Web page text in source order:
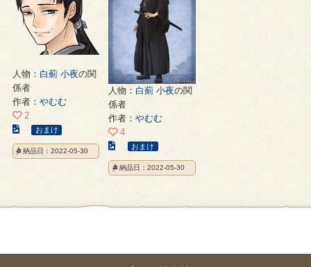
ー
ジ
ジ
人物： 白薊 小夜の関
係者
作者： やむむ
2
こ
の
イ
ジ
おまけ
納品日：2022-05-30
人物： 白薊 小夜の関
係者
作者：やむむ
4
こ
の
イ
ー
おまけ
納品日：2022-05-30